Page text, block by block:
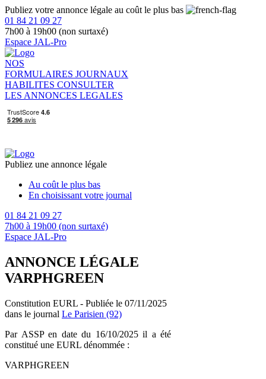
Publiez votre annonce légale au coût le plus bas
01 84 21 09 27
7h00 à 19h00 (non surtaxé)
Espace JAL-Pro
NOS
FORMULAIRES JOURNAUX
HABILITES CONSULTER
LES ANNONCES LEGALES
Publiez une annonce légale
Au coût le plus bas
En choisissant votre journal
01 84 21 09 27
7h00 à 19h00 (non surtaxé)
Espace JAL-Pro
ANNONCE LÉGALE
VARPHGREEN
Constitution EURL - Publiée le 07/11/2025
dans le journal Le Parisien (92)
Par ASSP en date du 16/10/2025 il a été
constitué une EURL dénommée :
VARPHGREEN